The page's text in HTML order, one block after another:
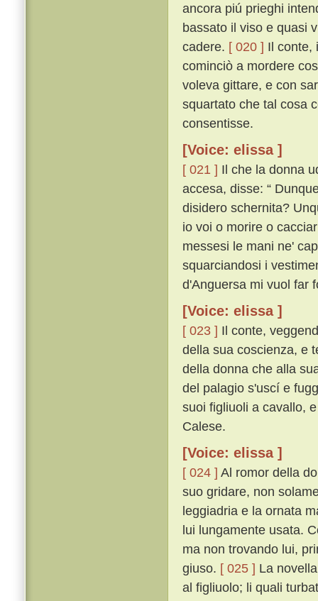
ancora piú prieghi
bassato il viso e quasi
cadere. [ 020 ] Il conte,
cominciò a mordere
voleva gittare, e con
squartato che tal cosa
consentisse.
[Voice: elissa ]
[ 021 ] Il che la donna
accesa, disse: “
disidero schernita?
io voi o morire o
messesi le mani ne'
squarciandosi i
d'Anguersa mi vuol far
[Voice: elissa ]
[ 023 ] Il conte,
della sua coscienza, e
della donna che alla
del palagio s'uscí e
suoi figliuoli a cavallo,
Calese.
[Voice: elissa ]
[ 024 ] Al romor della
suo gridare, non
leggiadria e la ornata
lui lungamente usata.
ma non trovando lui,
giuso. [ 025 ] La
al figliuolo; li quali